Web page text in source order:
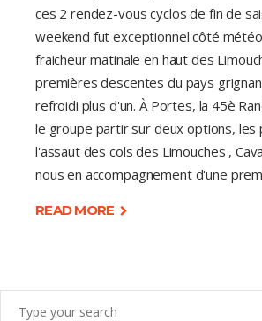
ces 2 rendez-vous cyclos de fin de
weekend fut exceptionnel côté
fraicheur matinale en haut des
premières descentes du pays
refroidi plus d'un. À Portes, la 45è
le groupe partir sur deux options, les
l'assaut des cols des Limouches ,
nous en accompagnement d'une
READ MORE